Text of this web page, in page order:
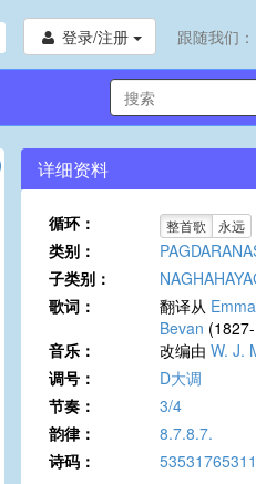
登录/注册 跟随我们：
详细资料
循环： 整首歌 永远
类别：
子类别：
歌词：
翻译从
Bevan
音乐：
改编由 W. J.
调号：
D大调
节奏：
3/4
韵律：
8.7.8.7.
诗码：